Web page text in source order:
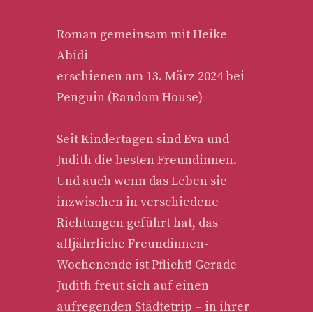
Roman gemeinsam mit Heike
Abidi
erschienen am 13. März 2024 bei
Penguin (Random House)
Seit Kindertagen sind Eva und
Judith die besten Freundinnen.
Und auch wenn das Leben sie
inzwischen in verschiedene
Richtungen geführt hat, das
alljährliche Freundinnen-
Wochenende ist Pflicht! Gerade
Judith freut sich auf einen
aufregenden Städtetrip – in ihrer